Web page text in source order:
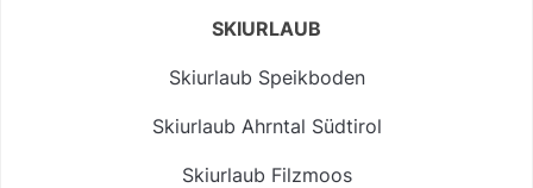
SKIURLAUB
Skiurlaub Speikboden
Skiurlaub Ahrntal Südtirol
Skiurlaub Filzmoos